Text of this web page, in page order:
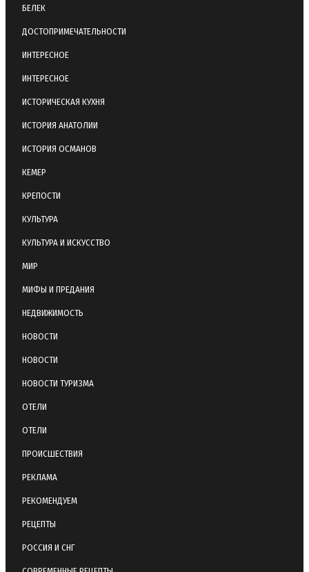
БЕЛЕК
ДОСТОПРИМЕЧАТЕЛЬНОСТИ
ИНТЕРЕСНОЕ
ИНТЕРЕСНОЕ
ИСТОРИЧЕСКАЯ КУХНЯ
ИСТОРИЯ АНАТОЛИИ
ИСТОРИЯ ОСМАНОВ
КЕМЕР
КРЕПОСТИ
КУЛЬТУРА
КУЛЬТУРА И ИСКУССТВО
МИР
МИФЫ И ПРЕДАНИЯ
НЕДВИЖИМОСТЬ
НОВОСТИ
НОВОСТИ
НОВОСТИ ТУРИЗМА
ОТЕЛИ
ОТЕЛИ
ПРОИСШЕСТВИЯ
РЕКЛАМА
РЕКОМЕНДУЕМ
РЕЦЕПТЫ
РОССИЯ И СНГ